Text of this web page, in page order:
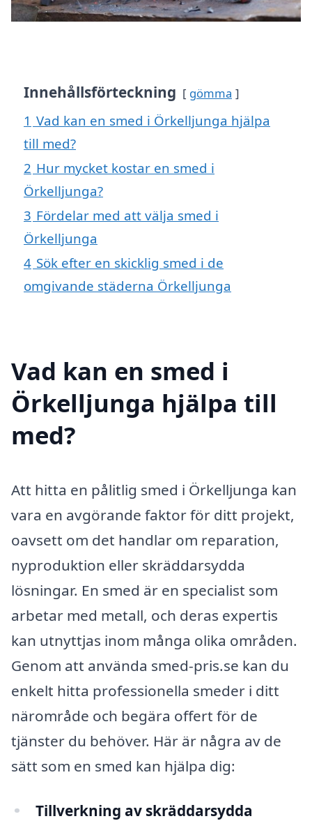
Innehållsförteckning gömma
1 Vad kan en smed i Örkelljunga hjälpa
till med?
2 Hur mycket kostar en smed i
Örkelljunga?
3 Fördelar med att välja smed i
Örkelljunga
4 Sök efter en skicklig smed i de
omgivande städerna Örkelljunga
Vad kan en smed i
Örkelljunga hjälpa till
med?
Att hitta en pålitlig smed i Örkelljunga kan
vara en avgörande faktor för ditt projekt,
oavsett om det handlar om reparation,
nyproduktion eller skräddarsydda
lösningar. En smed är en specialist som
arbetar med metall, och deras expertis
kan utnyttjas inom många olika områden.
Genom att använda smed-pris.se kan du
enkelt hitta professionella smeder i ditt
närområde och begära offert för de
tjänster du behöver. Här är några av de
sätt som en smed kan hjälpa dig:
Tillverkning av skräddarsydda